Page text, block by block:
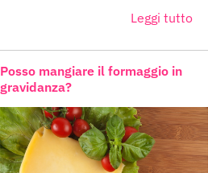
Leggi tutto
Posso mangiare il formaggio in
gravidanza?